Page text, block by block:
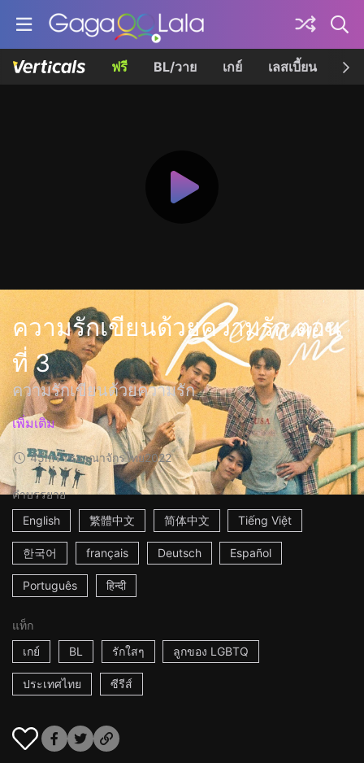
ฟรี BL/วาย เกย์ เลสเบี้ยน เค
ความรักเขียนด้วยความรัก ตอน
ที่ 3
ความรักเขียนด้วยความรัก
เพิ่มเติม
45mราชอาณาจักรไทย2022
คำบรรยาย
English
繁體中文 简体中文 Tiếng Việt
한국어 français Deutsch Español
Português हिन्दी
แท็ก
เกย์
BL รักใสๆ ลูกของ LGBTQ
ประเทศไทย ซีรีส์